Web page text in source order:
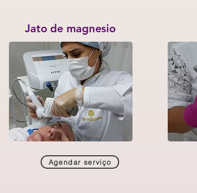
Jato de magnesio
Agendar serviço